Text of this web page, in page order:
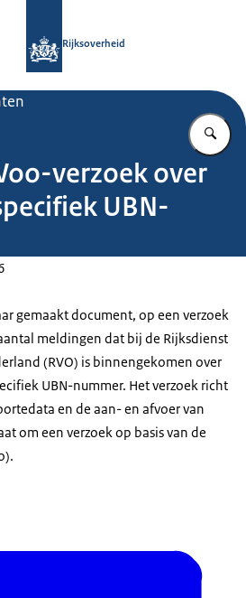
Rijksoverheid
verzoek over
UBN-
gemaakt document, op een verzoek
meldingen dat bij de Rijksdienst
(RVO) is binnengekomen over
UBN-nummer. Het verzoek richt
en de aan- en afvoer van
om een verzoek op basis van de